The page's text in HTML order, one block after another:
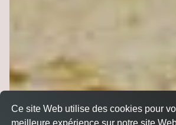
Ce site Web utilise des cookies pour